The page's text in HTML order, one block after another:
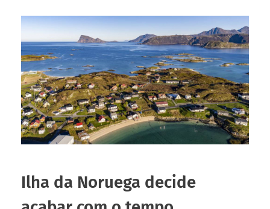
Ilha da Noruega decide